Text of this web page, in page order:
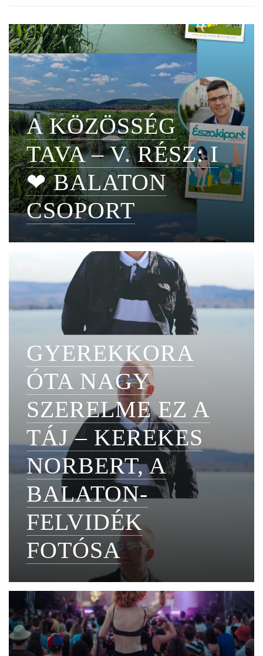
A KÖZÖSSÉG
TAVA – V. RÉSZ: I
❤ BALATON
CSOPORT
GYEREKKORA
ÓTA NAGY
SZERELME EZ A
TÁJ – KEREKES
NORBERT, A
BALATON-
FELVIDÉK
FOTÓSA